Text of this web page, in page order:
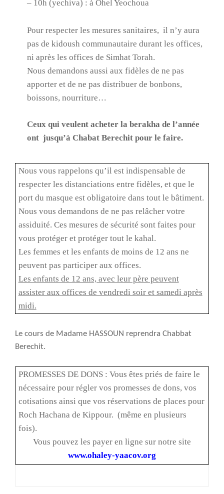
– 10h (yechiva) : à Ohel Yeochoua
Pour respecter les mesures sanitaires, il n’y aura
pas de kidoush communautaire durant les offices,
ni après les offices de Simhat Torah.
Nous demandons aussi aux fidèles de ne pas
apporter et de ne pas distribuer de bonbons,
boissons, nourriture…
Ceux qui veulent acheter la berakha de l’année
ont jusqu’à Chabat Berechit pour le faire.
Nous vous rappelons qu’il est indispensable de
respecter les distanciations entre fidèles, et que le
port du masque est obligatoire dans tout le bâtiment.
Nous vous demandons de ne pas relâcher votre
assiduité. Ces mesures de sécurité sont faites pour
vous protéger et protéger tout le kahal.
Les femmes et les enfants de moins de 12 ans ne
peuvent pas participer aux offices.
Les enfants de 12 ans, avec leur père peuvent
assister aux offices de vendredi soir et samedi après
midi.
Le cours de Madame HASSOUN reprendra Chabbat
Berechit.
PROMESSES DE DONS : Vous êtes priés de faire le
nécessaire pour régler vos promesses de dons, vos
cotisations ainsi que vos réservations de places pour
Roch Hachana de Kippour. (même en plusieurs
fois).
Vous pouvez les payer en ligne sur notre site
www.ohaley-yaacov.org